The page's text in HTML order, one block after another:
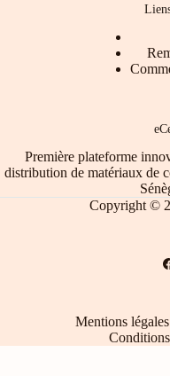
Première plateforme
distribution de matériaux de
Copyright ©
Mentions légales